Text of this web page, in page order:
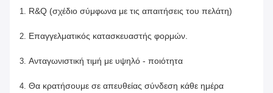
1. R&Q (σχέδιο σύμφωνα με τις απαιτήσεις του πελάτη)
2. Επαγγελματικός κατασκευαστής φορμών.
3. Ανταγωνιστική τιμή με υψηλό - ποιότητα
4. Θα κρατήσουμε σε απευθείας σύνδεση κάθε ημέρα